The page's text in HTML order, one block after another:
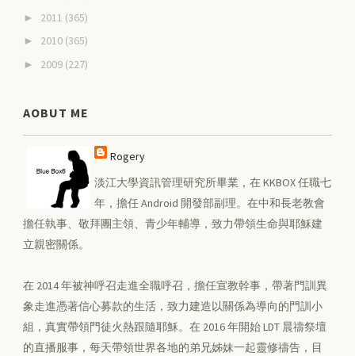
► 2011 (365)
► 2010 (365)
► 2009 (227)
AOBUT ME
Rogery
淡江大學資訊管理研究所畢業，在 KKBOX 任職七
年，擔任 Android 開發部副理。在中和長老教會
擔任執事、敬拜團主領、青少年輔導，致力帶領生命與耶穌建
立親密關係。
在 2014 年被神呼召走進全職呼召，擔任宣教幹事，帶著門訓異
象走進憑著信心募款的生活，致力建造以關係為導向的門訓小
組，真實帶領門徒火熱跟隨耶穌。在 2016 年開始 LDT 晨禱祭壇
的直播服事，每天帶領世界各地的弟兄姊妹一起靈修禱告，目